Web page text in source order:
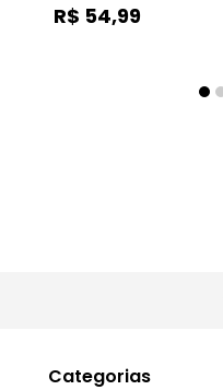
R$ 54,99
Categorias